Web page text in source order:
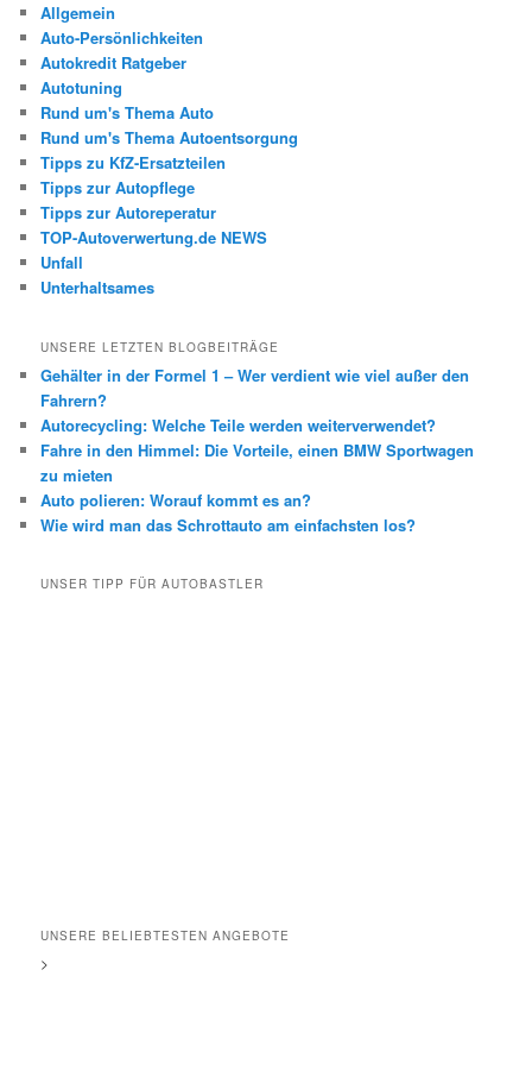
Allgemein
Auto-Persönlichkeiten
Autokredit Ratgeber
Autotuning
Rund um's Thema Auto
Rund um's Thema Autoentsorgung
Tipps zu KfZ-Ersatzteilen
Tipps zur Autopflege
Tipps zur Autoreperatur
TOP-Autoverwertung.de NEWS
Unfall
Unterhaltsames
UNSERE LETZTEN BLOGBEITRÄGE
Gehälter in der Formel 1 – Wer verdient wie viel außer den
Fahrern?
Autorecycling: Welche Teile werden weiterverwendet?
Fahre in den Himmel: Die Vorteile, einen BMW Sportwagen
zu mieten
Auto polieren: Worauf kommt es an?
Wie wird man das Schrottauto am einfachsten los?
UNSER TIPP FÜR AUTOBASTLER
UNSERE BELIEBTESTEN ANGEBOTE
>